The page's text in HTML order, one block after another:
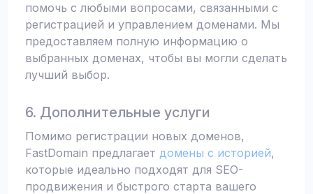
помочь с любыми вопросами, связанными с
регистрацией и управлением доменами. Мы
предоставляем полную информацию о
выбранных доменах, чтобы вы могли сделать
лучший выбор.
6. Дополнительные услуги
Помимо регистрации новых доменов,
FastDomain предлагает домены с историей,
которые идеально подходят для SEO-
продвижения и быстрого старта вашего